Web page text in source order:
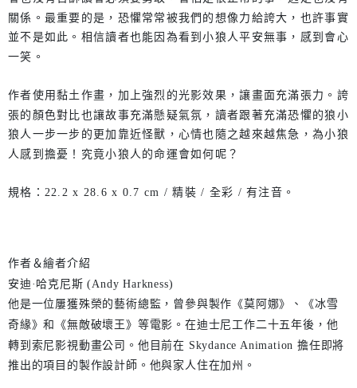
關係。最重要的是，恐懼常常被我們的想像力給誇大，也許事實
並不是如此。相信讀者也能因為看到小狼人平安無事，感到會心
一笑。
作者使用黏土作畫，加上強烈的光影效果，讓畫面充滿張力。誇
張的顏色對比也讓故事充滿懸疑氣氛，讀者跟著充滿恐懼的狼小
狼人一步一步的更加靠近怪獸，心情也隨之越來越焦急，為小狼
人感到擔憂！究竟小狼人的命運會如何呢？
規格：22.2 x 28.6 x 0.7 cm / 精裝 / 全彩 / 有注音。
作者＆繪者介紹
安迪·哈克尼斯 (Andy Harkness)
他是一位屢獲殊榮的藝術總監，曾參與製作《莫阿娜》、《冰雪
奇緣》和《無敵破壞王》等電影。在迪士尼工作二十五年後，他
轉到索尼影視動畫公司。他目前在 Skydance Animation 擔任即將
推出的項目的製作設計師。他與家人住在加州。